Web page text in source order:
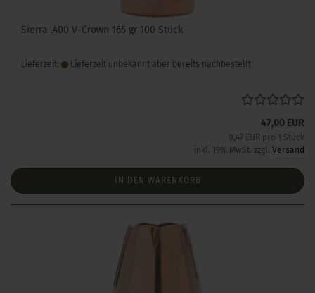
Sierra .400 V-Crown 165 gr 100 Stück
Lieferzeit: Lieferzeit unbekannt aber bereits nachbestellt
47,00 EUR
0,47 EUR pro 1 Stück
inkl. 19% MwSt. zzgl. Versand
IN DEN WARENKORB